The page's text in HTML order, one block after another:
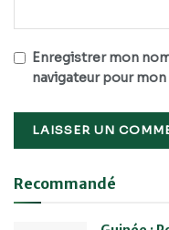
Enregistrer mon
navigateur pour
Recommandé